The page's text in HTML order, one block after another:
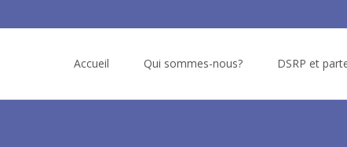
Accueil Qui sommes-nous? DSRP et